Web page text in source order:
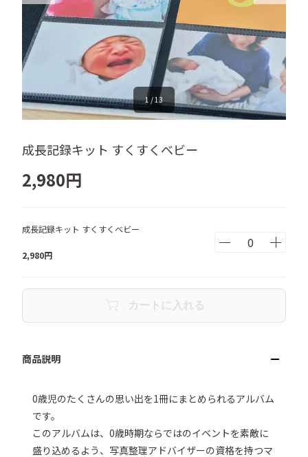
1 /13
成長記録キット すくすくベビー
2,980円
成長記録キット すくすくベビー
2,980円
カートに入れる
0歳児のたくさんの思い出を1冊にまとめられるアルバム
です。
このアルバムは、0歳時期ならではのイベントを素敵に
盛り込めるよう、写真整理アドバイザーの資格を持つマ